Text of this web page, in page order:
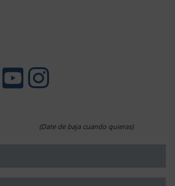
(Date de baja cuando quieras)